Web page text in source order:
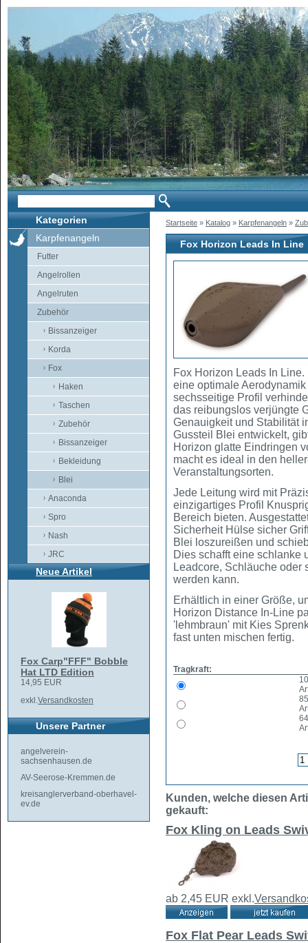
Kategorien
Karpfenangeln
Futter
Angelrollen
Angelruten
Zubehör
Bissanzeiger
Korda
Fox
Haken
Taschen
Zubehör
Bissanzeiger
Bekleidung
Blei
Anaconda
Spro
Nash
JRC
Neue Artikel
Fox Carp"FFF" Bobble
Hat LTD Edition
14,95 EUR
exkl.Versandkosten
Unsere Partner
angelverein-
sachsenhausen.de
AV-Seerose-Kremmen.de
kreisanglerverband-oberhavel-
ev.de
Startseite » Katalog » Karpfenangeln »
Fox Horizon Leads In Line
Fox Horizon Leads In
eine optimale
sechsseitige Profil
das reibungslos verjüngte
Genauigkeit und Stabilität
Gussteil Blei entwickelt,
Horizon glatte Eindringen
macht es ideal in den
Veranstaltungsorten.
Jede Leitung wird mit
einzigartiges Profil
Bereich bieten.
Sicherheit Hülse sicher
Blei loszureißen und
Dies schafft eine schlanke
Leadcore, Schläuche oder
werden kann.
Erhältlich in einer Größe,
Horizon Distance In-Line
'lehmbraun' mit Kies
fast unten mischen fertig.
Tragkraft:
Kunden, welche diesen
gekauft:
Fox Kling on Leads
ab 2,45 EUR exkl.
Fox Flat Pear Leads